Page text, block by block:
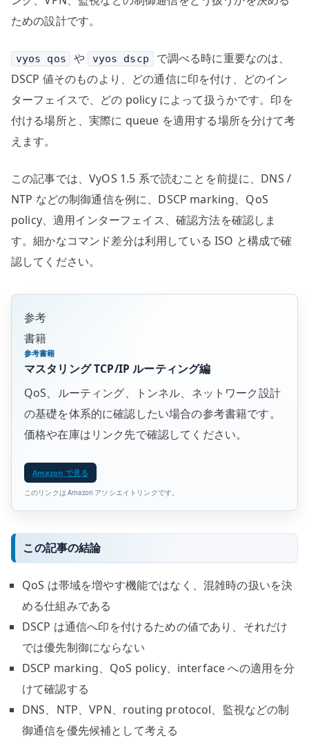
ための設計です。
vyos qos や vyos dscp
で調べる時に重要なのは、
DSCP 値そのものより、どの通信に印を付け、どのイン
ターフェイスで、どの policy によって扱うかです。印を
付ける場所と、実際に queue を適用する場所を分けて考
えます。
この記事では、VyOS 1.5 系で読むことを前提に、DNS /
NTP などの制御通信を例に、DSCP marking、QoS
policy、適用インターフェイス、確認方法を確認しま
す。細かなコマンド差分は利用している ISO と構成で確
認してください。
参考
書籍
参考書籍
マスタリング TCP/IP ルーティング編
QoS、ルーティング、トンネル、ネットワーク設計
の基礎を体系的に確認したい場合の参考書籍です。
価格や在庫はリンク先で確認してください。
Amazon で見る
このリンクは Amazon アソシエイトリンクです。
この記事の結論
QoS は帯域を増やす機能ではなく、混雑時の扱いを決
める仕組みである
DSCP は通信へ印を付けるための値であり、それだけ
では優先制御にならない
DSCP marking、QoS policy、interface への適用を分
けて確認する
DNS、NTP、VPN、routing protocol、監視などの制
御通信を優先候補として考える